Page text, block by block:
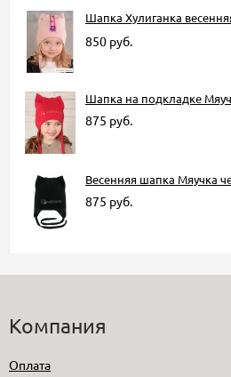
Шапка Хулиганка
850 руб.
Шапка на подкладке
875 руб.
Весенняя шапка Мяучка
875 руб.
Компания
Оплата